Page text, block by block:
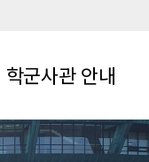
학군사관 안내
학군사관이란